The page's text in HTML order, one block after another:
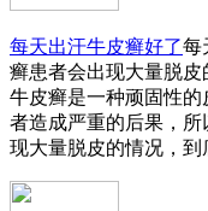
每天出汗牛皮癣好了每
癣患者会出现大量脱皮
牛皮癣是一种顽固性
者造成严重的后果，
现大量脱皮的情况，到